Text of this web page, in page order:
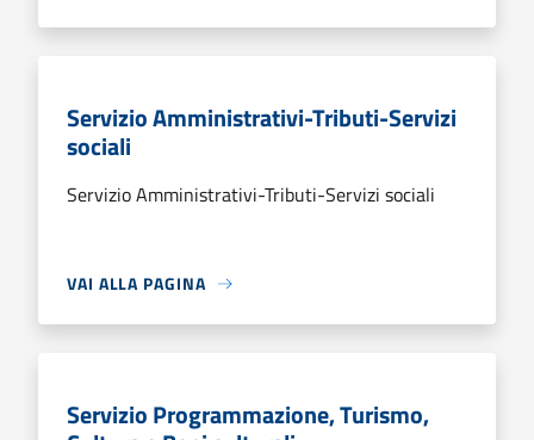
Servizio Amministrativi-Tributi-Servizi
sociali
Servizio Amministrativi-Tributi-Servizi sociali
VAI ALLA PAGINA
Servizio Programmazione, Turismo,